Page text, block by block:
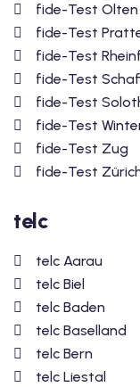
fide-Test Olten
fide-Test
fide-Test
fide-Test
fide-Test
fide-Test
fide-Test Zug
fide-Test
telc
telc Aarau
telc Biel
telc Baden
telc Baselland
telc Bern
telc Liestal